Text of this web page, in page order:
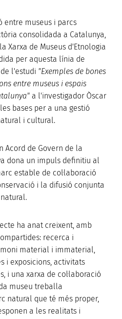
entre museus i parcs
consolidada a Catalunya,
Xarxa de Museus d'Etnologia
per aquesta línia de
l'estudi "Exemples de bones
entre museus i espais
a l'investigador Òscar
bases per a una gestió
i cultural.
Acord de Govern de la
dona un impuls definitiu al
estable de col·laboració
i la difusió conjunta
ha anat creixent, amb
recerca i
material i immaterial,
i exposicions, activitats
i una xarxa de col·laboració
museu treballa
natural que té més proper,
a les realitats i